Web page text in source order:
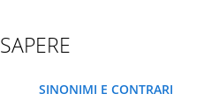
SAPERE
SINONIMI E CONTRARI